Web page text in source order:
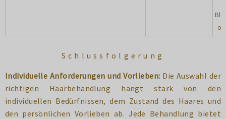
Schlussfolgerung
Individuelle Anforderungen und Vorlieben: Die Auswahl der
richtigen Haarbehandlung hängt stark von den
individuellen Bedürfnissen, dem Zustand des Haares und
den persönlichen Vorlieben ab. Jede Behandlung bietet